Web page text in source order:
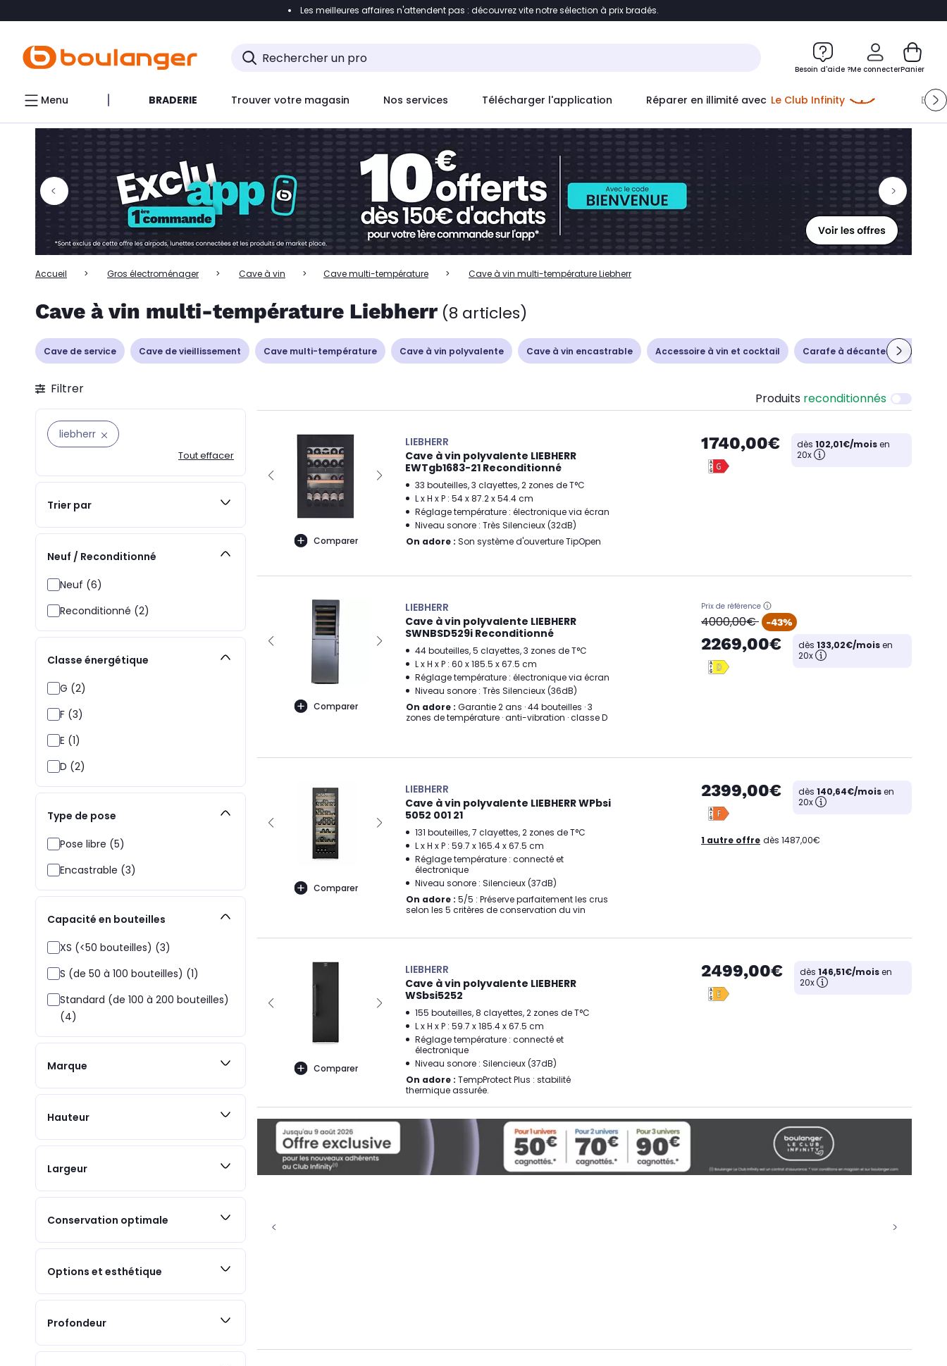
Accéder directement à la liste des produits Accéder directement au contenu
Accéder directement au chatbot
Les meilleures affaires n'attendent pas : découvrez vite notre sélection à prix bradés.
Besoin d'aide ?Me connecter
Me connecter
Nouveau clientCréer mon compte
ou me connecter avec
Panier
Menu BRADERIE Trouver votre magasin Nos services Télécharger l'application Réparer en illimité avec Le Club Infinity
Accueil Gros électroménager Cave à vin Cave multi-température Cave à vin multi-température Liebherr
Cave à vin multi-température Liebherr (8 articles)
Cave de service Cave de vieillissement Cave multi-température Cave à vin polyvalente Cave à vin encastrable Accessoire à vin et cocktail Carafe à décanter - Aérateur
Filtrer
liebherr
Tout effacer
Trier par
Neuf / Reconditionné
Neuf (6)
Reconditionné (2)
Classe énergétique
G (2)
F (3)
E (1)
D (2)
Type de pose
Pose libre (5)
Encastrable (3)
Capacité en bouteilles
XS (<50 bouteilles) (3)
S (de 50 à 100 bouteilles) (1)
Standard (de 100 à 200 bouteilles)
(4)
Marque
Hauteur
Largeur
Conservation optimale
Options et esthétique
Profondeur
Produits reconditionnés
Comparer
LIEBHERR
Cave à vin polyvalente LIEBHERR
EWTgb1683-21 Reconditionné
33 bouteilles, 3 clayettes, 2 zones de T°C
L x H x P : 54 x 87.2 x 54.4 cm
Réglage température : électronique via écran
Niveau sonore : Très Silencieux (32dB)
On adore : Son système d'ouverture TipOpen
1740,00€ dès 102,01€/moisen
20x
Comparer
LIEBHERR
Cave à vin polyvalente LIEBHERR
SWNBSD529i Reconditionné
44 bouteilles, 5 clayettes, 3 zones de T°C
L x H x P : 60 x 185.5 x 67.5 cm
Réglage température : électronique via écran
Niveau sonore : Très Silencieux (36dB)
On adore : Garantie 2 ans · 44 bouteilles · 3
zones de température · anti-vibration · classe D
Prix de référence
oldPrice
4000,00€ -43%
2269,00€ dès 133,02€/moisen
20x
Comparer
LIEBHERR
Cave à vin polyvalente LIEBHERR WPbsi
5052 001 21
131 bouteilles, 7 clayettes, 2 zones de T°C
L x H x P : 59.7 x 165.4 x 67.5 cm
Réglage température : connecté et
électronique
Niveau sonore : Silencieux (37dB)
On adore : 5/5 : Préserve parfaitement les crus
selon les 5 critères de conservation du vin
2399,00€ dès 140,64€/moisen
20x
1 autre offre dès 1487,00€
Comparer
LIEBHERR
Cave à vin polyvalente LIEBHERR
WSbsi5252
155 bouteilles, 8 clayettes, 2 zones de T°C
L x H x P : 59.7 x 185.4 x 67.5 cm
Réglage température : connecté et
électronique
Niveau sonore : Silencieux (37dB)
On adore : TempProtect Plus : stabilité
thermique assurée.
2499,00€ dès 146,51€/moisen
20x